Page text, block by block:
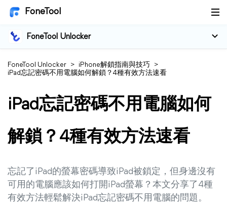
FoneTool
FoneTool Unlocker
FoneTool Unlocker > iPhone解鎖指南與技巧
>
iPad忘記密碼不用電腦如何解鎖？4種有效方法速看
iPad忘記密碼不用電腦如何
解鎖？4種有效方法速看
忘記了iPad的螢幕密碼導致iPad被鎖定，但身邊沒有
可用的電腦應該如何打開iPad螢幕？本文分享了4種
有效方法輕鬆解決iPad忘記密碼不用電腦的問題。